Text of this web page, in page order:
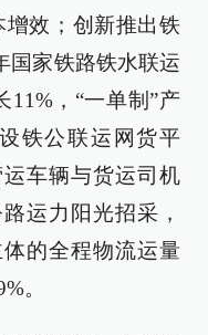
增效；创新推出铁
国家铁路铁水联运
11%，“一单制”产
铁公联运网货平
车辆与货运司机
运力阳光招采，
体的全程物流运量
。